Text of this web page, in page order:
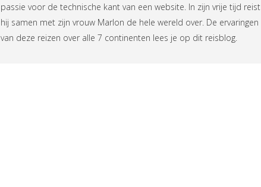
passie voor de technische kant van een website. In zijn vrije tijd reist
hij samen met zijn vrouw Marlon de hele wereld over. De ervaringen
van deze reizen over alle 7 continenten lees je op dit reisblog.